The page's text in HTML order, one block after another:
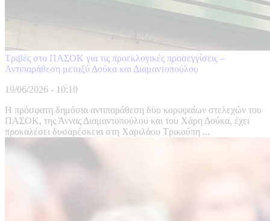
Τριβές στο ΠΑΣΟΚ για τις προεκλογικές προσεγγίσεις –
Αντιπαράθεση μεταξύ Δούκα και Διαμαντοπούλου
19/06/2026 - 10:10
Η πρόσφατη δημόσια αντιπαράθεση δύο κορυφαίων στελεχών του
ΠΑΣΟΚ, της Άννας Διαμαντοπούλου και του Χάρη Δούκα, έχει
προκαλέσει δυσαρέσκεια στη Χαριλάου Τρικούπη ...